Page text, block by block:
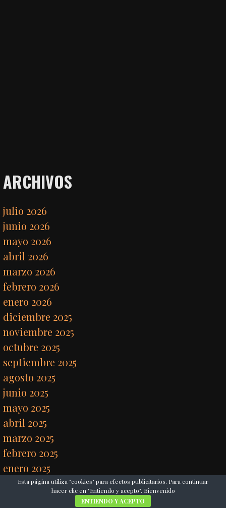
ARCHIVOS
julio 2026
junio 2026
mayo 2026
abril 2026
marzo 2026
febrero 2026
enero 2026
diciembre 2025
noviembre 2025
octubre 2025
septiembre 2025
agosto 2025
junio 2025
mayo 2025
abril 2025
marzo 2025
febrero 2025
enero 2025
diciembre 2024
noviembre 2024
Esta página utiliza "cookies" para efectos publicitarios. Para continuar
hacer clic en "Entiendo y acepto". Bienvenido
ENTIENDO Y ACEPTO